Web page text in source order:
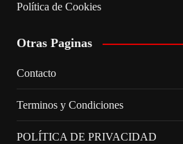
Política de Cookies
Otras Paginas
Contacto
Terminos y Condiciones
POLÍTICA DE PRIVACIDAD